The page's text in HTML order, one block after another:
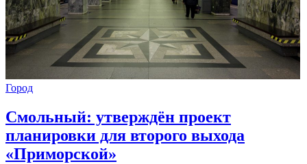
Город
Смольный: утверждён проект
планировки для второго выхода
«Приморской»